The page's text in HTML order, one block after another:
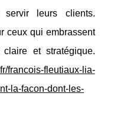
servir leurs clients.
ceux qui embrassent
et stratégique.
francois-fleutiaux-lia-
la-facon-dont-les-